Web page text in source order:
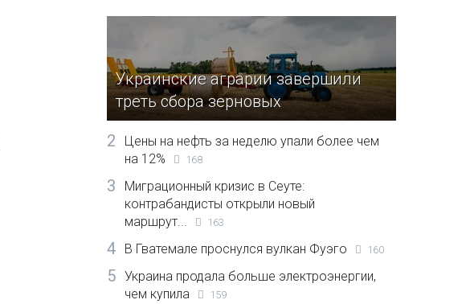
Украинские аграрии завершили
треть сбора зерновых
2
Цены на нефть за неделю упали более чем
на 12%
168
3
Миграционный кризис в Сеуте:
контрабандисты открыли новый
маршрут...
163
4 В Гватемале проснулся вулкан Фуэго 160
5
Украина продала больше электроэнергии,
чем купила
159